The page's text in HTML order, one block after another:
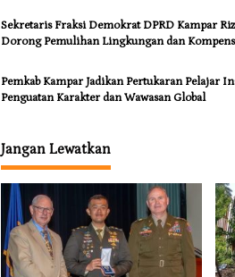
Sekretaris Fraksi Demokrat DPRD Kampar
Dorong Pemulihan Lingkungan dan
Pemkab Kampar Jadikan Pertukaran Pelajar
Penguatan Karakter dan Wawasan Global
Jangan Lewatkan